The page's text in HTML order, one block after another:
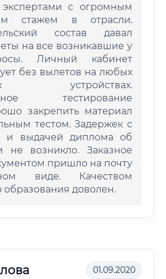
экспертами с огромным
стажем в отрасли.
состав давал
на все возникавшие у
Личный кабинет
без вылетов на любых
устройствах.
тестирование
закрепить материал
тестом. Задержек с
и выдачей диплома об
не возникло. Заказное
пришло на почту
виде. Качеством
образования доволен.
01.09.2020